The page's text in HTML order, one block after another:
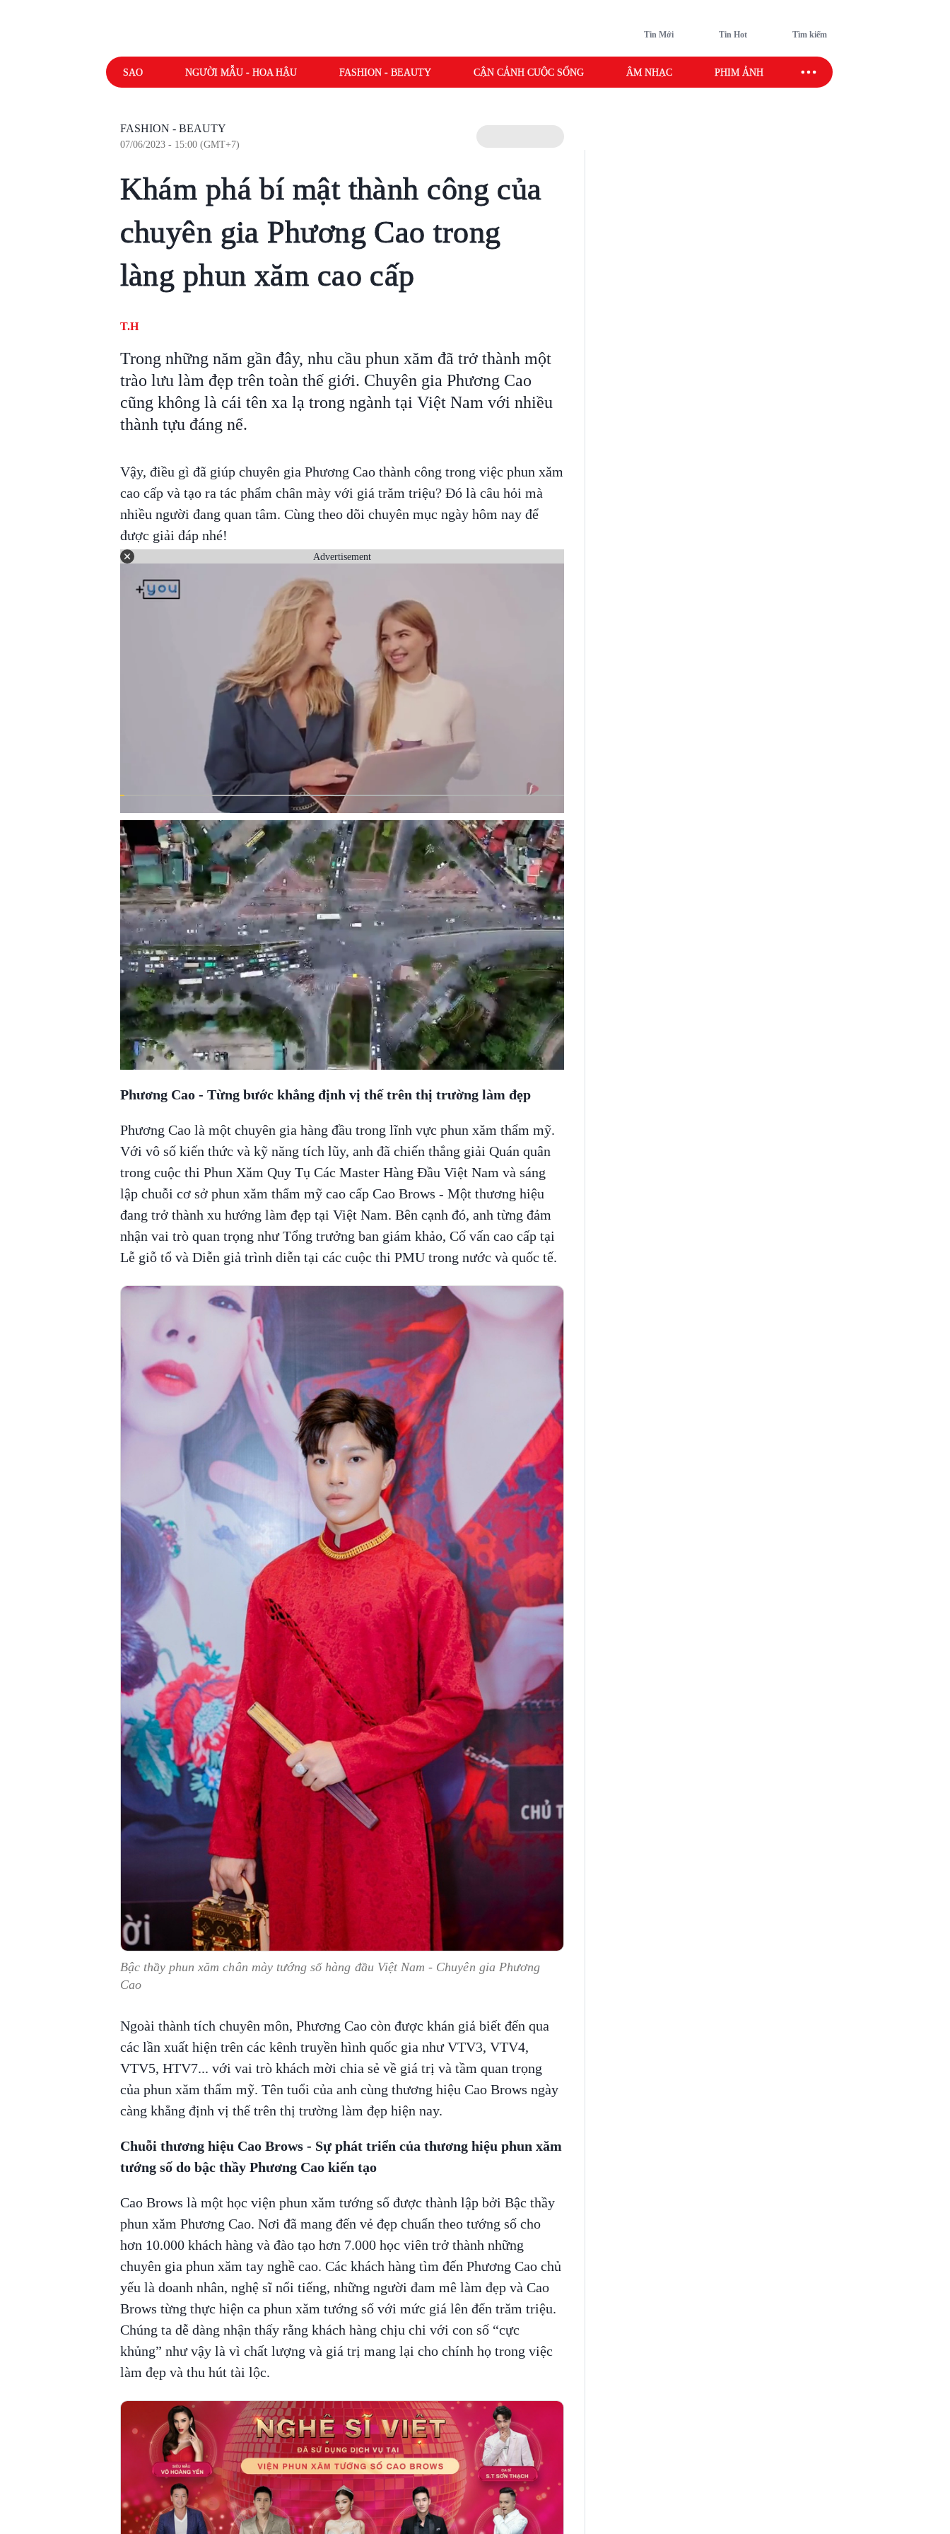
Tin Mới Tin Hot Tìm kiếm
SAO NGƯỜI MẪU - HOA HẬU FASHION - BEAUTY CẬN CẢNH CUỘC SỐNG ÂM NHẠC PHIM ẢNH SAO SPORT
FASHION - BEAUTY
07/06/2023 - 15:00 (GMT+7)
Khám phá bí mật thành công của
chuyên gia Phương Cao trong
làng phun xăm cao cấp
T.H
Trong những năm gần đây, nhu cầu phun xăm đã trở thành một
trào lưu làm đẹp trên toàn thế giới. Chuyên gia Phương Cao
cũng không là cái tên xa lạ trong ngành tại Việt Nam với nhiều
thành tựu đáng nể.
Vậy, điều gì đã giúp chuyên gia Phương Cao thành công trong việc phun xăm
cao cấp và tạo ra tác phẩm chân mày với giá trăm triệu? Đó là câu hỏi mà
nhiều người đang quan tâm. Cùng theo dõi chuyên mục ngày hôm nay để
được giải đáp nhé!
Advertisement
Phương Cao - Từng bước khẳng định vị thế trên thị trường làm đẹp
Phương Cao là một chuyên gia hàng đầu trong lĩnh vực phun xăm thẩm mỹ.
Với vô số kiến thức và kỹ năng tích lũy, anh đã chiến thắng giải Quán quân
trong cuộc thi Phun Xăm Quy Tụ Các Master Hàng Đầu Việt Nam và sáng
lập chuỗi cơ sở phun xăm thẩm mỹ cao cấp Cao Brows - Một thương hiệu
đang trở thành xu hướng làm đẹp tại Việt Nam. Bên cạnh đó, anh từng đảm
nhận vai trò quan trọng như Tổng trưởng ban giám khảo, Cố vấn cao cấp tại
Lễ giỗ tổ và Diễn giả trình diễn tại các cuộc thi PMU trong nước và quốc tế.
Bậc thầy phun xăm chân mày tướng số hàng đầu Việt Nam - Chuyên gia Phương
Cao
Ngoài thành tích chuyên môn, Phương Cao còn được khán giả biết đến qua
các lần xuất hiện trên các kênh truyền hình quốc gia như VTV3, VTV4,
VTV5, HTV7... với vai trò khách mời chia sẻ về giá trị và tầm quan trọng
của phun xăm thẩm mỹ. Tên tuổi của anh cùng thương hiệu Cao Brows ngày
càng khẳng định vị thế trên thị trường làm đẹp hiện nay.
Chuỗi thương hiệu Cao Brows - Sự phát triển của thương hiệu phun xăm
tướng số do bậc thầy Phương Cao kiến tạo
Cao Brows là một học viện phun xăm tướng số được thành lập bởi Bậc thầy
phun xăm Phương Cao. Nơi đã mang đến vẻ đẹp chuẩn theo tướng số cho
hơn 10.000 khách hàng và đào tạo hơn 7.000 học viên trở thành những
chuyên gia phun xăm tay nghề cao. Các khách hàng tìm đến Phương Cao chủ
yếu là doanh nhân, nghệ sĩ nổi tiếng, những người đam mê làm đẹp và Cao
Brows từng thực hiện ca phun xăm tướng số với mức giá lên đến trăm triệu.
Chúng ta dễ dàng nhận thấy rằng khách hàng chịu chi với con số “cực
khủng” như vậy là vì chất lượng và giá trị mang lại cho chính họ trong việc
làm đẹp và thu hút tài lộc.